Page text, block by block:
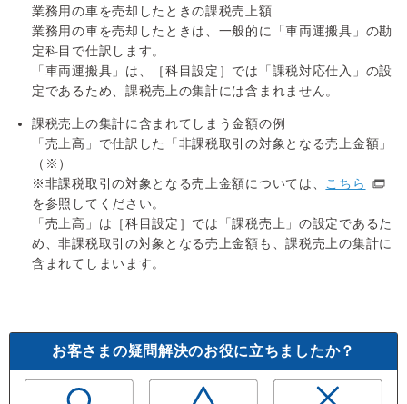
業務用の車を売却したときの課税売上額
業務用の車を売却したときは、一般的に「車両運搬具」の勘
定科目で仕訳します。
「車両運搬具」は、［科目設定］では「課税対応仕入」の設
定であるため、課税売上の集計には含まれません。
課税売上の集計に含まれてしまう金額の例
「売上高」で仕訳した「非課税取引の対象となる売上金額」
（※）
※非課税取引の対象となる売上金額については、 こちら
を参照してください。
「売上高」は［科目設定］では「課税売上」の設定であるた
め、非課税取引の対象となる売上金額も、課税売上の集計に
含まれてしまいます。
お客さまの疑問解決のお役に立ちましたか？